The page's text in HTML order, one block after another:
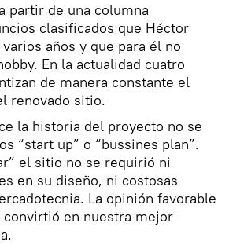
partir de una columna
clasificados que Héctor
años y que para él no
En la actualidad cuatro
de manera constante el
renovado sitio.
la historia del proyecto no se
“start up” o “bussines plan”.
el sitio no se requirió ni
en su diseño, ni costosas
La opinión favorable
convirtió en nuestra mejor